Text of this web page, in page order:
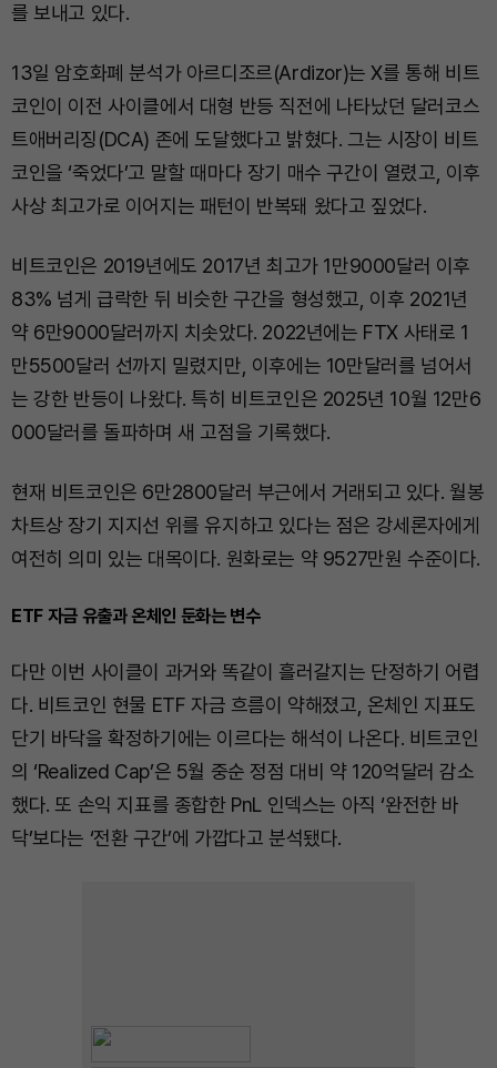
를 보내고 있다.
13일 암호화폐 분석가 아르디조르(Ardizor)는 X를 통해 비트
코인이 이전 사이클에서 대형 반등 직전에 나타났던 달러코스
트애버리징(DCA) 존에 도달했다고 밝혔다. 그는 시장이 비트
코인을 ‘죽었다’고 말할 때마다 장기 매수 구간이 열렸고, 이후
사상 최고가로 이어지는 패턴이 반복돼 왔다고 짚었다.
비트코인은 2019년에도 2017년 최고가 1만9000달러 이후
83% 넘게 급락한 뒤 비슷한 구간을 형성했고, 이후 2021년
약 6만9000달러까지 치솟았다. 2022년에는 FTX 사태로 1
만5500달러 선까지 밀렸지만, 이후에는 10만달러를 넘어서
는 강한 반등이 나왔다. 특히 비트코인은 2025년 10월 12만6
000달러를 돌파하며 새 고점을 기록했다.
현재 비트코인은 6만2800달러 부근에서 거래되고 있다. 월봉
차트상 장기 지지선 위를 유지하고 있다는 점은 강세론자에게
여전히 의미 있는 대목이다. 원화로는 약 9527만원 수준이다.
ETF 자금 유출과 온체인 둔화는 변수
다만 이번 사이클이 과거와 똑같이 흘러갈지는 단정하기 어렵
다. 비트코인 현물 ETF 자금 흐름이 약해졌고, 온체인 지표도
단기 바닥을 확정하기에는 이르다는 해석이 나온다. 비트코인
의 ‘Realized Cap’은 5월 중순 정점 대비 약 120억달러 감소
했다. 또 손익 지표를 종합한 PnL 인덱스는 아직 ‘완전한 바
닥’보다는 ‘전환 구간’에 가깝다고 분석됐다.